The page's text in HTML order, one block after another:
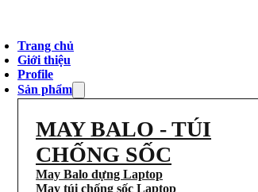
Trang chủ
Giới thiệu
Profile
Sản phẩm
MAY BALO - TÚI
CHỐNG SỐC
May Balo dựng Laptop
May túi chống sốc Laptop